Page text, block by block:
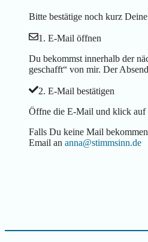
Bitte bestätige noch kurz
1. E-Mail öffnen
Du bekommst innerhalb der
geschafft“ von mir. Der
2. E-Mail bestätigen
Öffne die E-Mail und klick auf
Falls Du keine Mail
Email an anna@stimmsinn.de